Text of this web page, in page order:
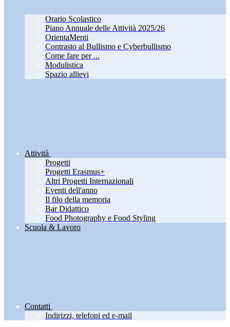
Orario Scolastico
Piano Annuale delle Attività 2025/26
OrientaMenti
Contrasto al Bullismo e Cyberbullismo
Come fare per ...
Modulistica
Spazio allievi
Attività
Progetti
Progetti Erasmus+
Altri Progetti Internazionali
Eventi dell'anno
Il filo della memoria
Bar Didattico
Food Photography e Food Styling
Scuola & Lavoro
Contatti
Indirizzi, telefoni ed e-mail